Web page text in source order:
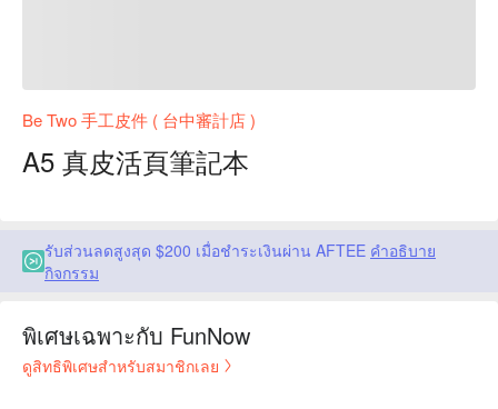
Be Two 手工皮件 ( 台中審計店 )
A5 真皮活頁筆記本
รับส่วนลดสูงสุด $200 เมื่อชำระเงินผ่าน AFTEE คำอธิบาย
กิจกรรม
พิเศษเฉพาะกับ FunNow
ดูสิทธิพิเศษสำหรับสมาชิกเลย